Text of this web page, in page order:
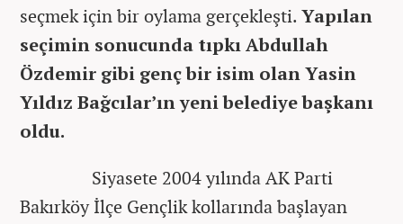
seçmek için bir oylama gerçekleşti.Yapılan
seçimin sonucunda tıpkı Abdullah
Özdemir gibi genç bir isim olan Yasin
Yıldız Bağcılar’ın yeni belediye başkanı
oldu.
Siyasete 2004 yılında AK Parti
Bakırköy İlçe Gençlik kollarında başlayan